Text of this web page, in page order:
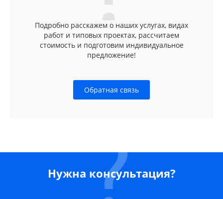
Подробно расскажем о наших услугах, видах
работ и типовых проектах, рассчитаем
стоимость и подготовим индивидуальное
предложение!
Обратная связь
Нужна консультация?